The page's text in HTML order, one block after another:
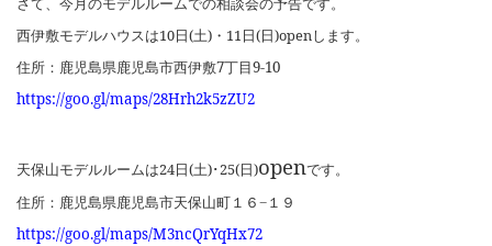
西伊敷モデルハウスは10日(土) ・ 11日(日)openします。
住所：鹿児島県鹿児島市西伊敷7丁目9-10
https://goo.gl/maps/28Hrh2k5zZU2
天保山モデルルームは24日(土)･25(日)openです。
住所：鹿児島県鹿児島市天保山町１６−１９
https://goo.gl/maps/M3ncQrYqHx72